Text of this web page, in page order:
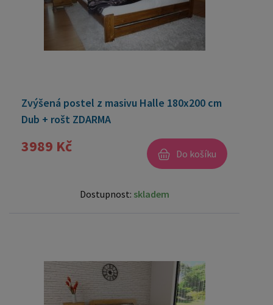
Zvýšená postel z masivu Halle 180x200 cm
Dub + rošt ZDARMA
3989 Kč Do košíku
Dostupnost: skladem